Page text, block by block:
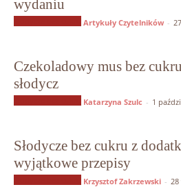
wydaniu
Artykuły Czytelników -
Czekoladowy mus bez
słodycz
Katarzyna Szulc - 1
Słodycze bez cukru z
wyjątkowe przepisy
Krzysztof Zakrzewski - 28